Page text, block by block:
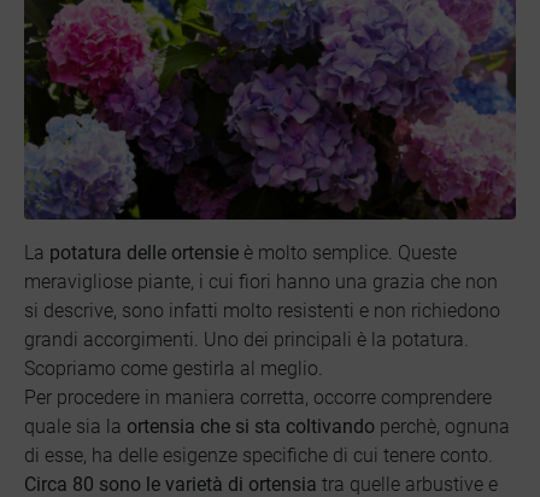
La potatura delle ortensie è molto semplice. Queste
meravigliose piante, i cui fiori hanno una grazia che non
si descrive, sono infatti molto resistenti e non richiedono
grandi accorgimenti. Uno dei principali è la potatura.
Scopriamo come gestirla al meglio.
Per procedere in maniera corretta, occorre comprendere
quale sia la ortensia che si sta coltivando perchè, ognuna
di esse, ha delle esigenze specifiche di cui tenere conto.
Circa 80 sono le varietà di ortensia tra quelle arbustive e